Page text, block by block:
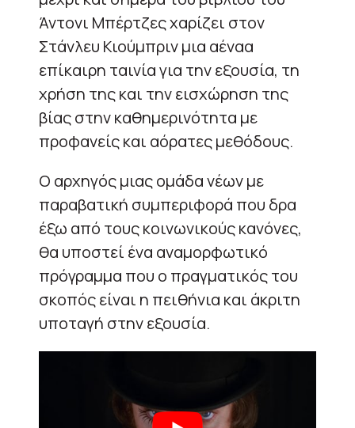
Άντονι Μπέρτζες χαρίζει στον
Στάνλευ Κιούμπριν μια αέναα
επίκαιρη ταινία για την εξουσία, τη
χρήση της και την εισχώρηση της
βίας στην καθημερινότητα με
προφανείς και αόρατες μεθόδους.
Ο αρχηγός μιας ομάδα νέων με
παραβατική συμπεριφορά που δρα
έξω από τους κοινωνικούς κανόνες,
θα υποστεί ένα αναμορφωτικό
πρόγραμμα που ο πραγματικός του
σκοπός είναι η πειθήνια και άκριτη
υποταγή στην εξουσία.